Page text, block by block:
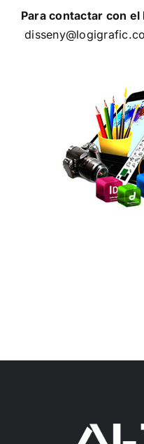
Para contactar con